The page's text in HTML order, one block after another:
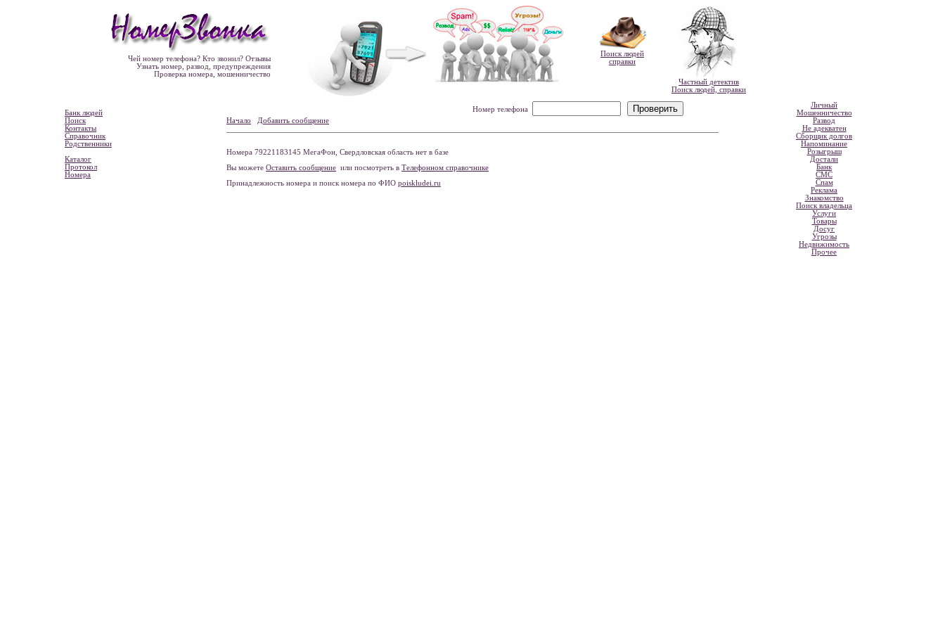
Чей номер телефона? Кто звонил? Отзывы
Узнать номер, развод, предупреждения
Проверка номера, мошенничество
Поиск людей
справки
Частный детектив
Поиск людей, справки
Банк людей
Поиск
Контакты
Справочник
Родственники
Каталог
Протокол
Номера
Номер телефона
Начало
Добавить сообщение
Номера 79221183145 МегаФон, Свердловская область нет в базе
Вы можете Оставить сообщение или посмотреть в Телефонном справочнике
Принадлежность номера и поиск номера по ФИО poiskludei.ru
Личный
Мошенничество
Развод
Не адекватен
Сборщик долгов
Напоминание
Розыгрыш
Достали
Банк
СМС
Спам
Реклама
Знакомство
Поиск владельца
Услуги
Товары
Досуг
Угрозы
Недвижимость
Прочее